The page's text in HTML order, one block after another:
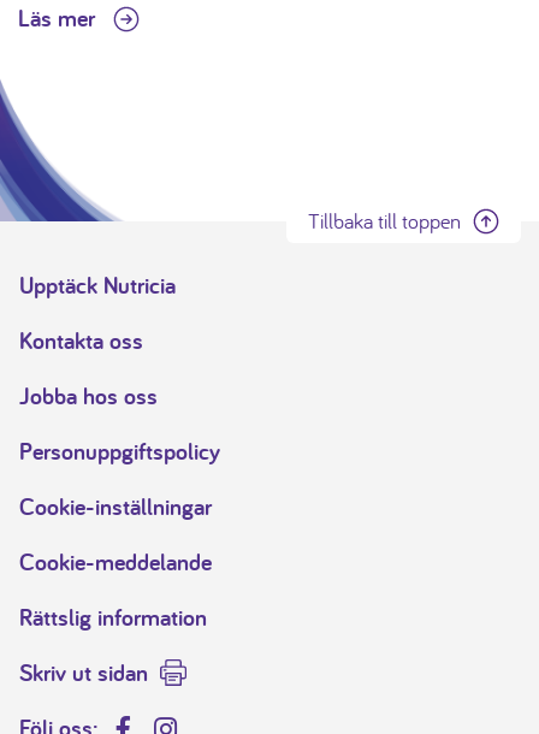
Läs mer
Tillbaka till toppen
Upptäck Nutricia
Kontakta oss
Jobba hos oss
Personuppgiftspolicy
Cookie-inställningar
Cookie-meddelande
Rättslig information
Skriv ut sidan